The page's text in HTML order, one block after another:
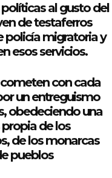
al gusto del
de testaferros
policía migratoria y
esos servicios.
con cada
un entreguismo
obedeciendo una
de los
de los monarcas
pueblos